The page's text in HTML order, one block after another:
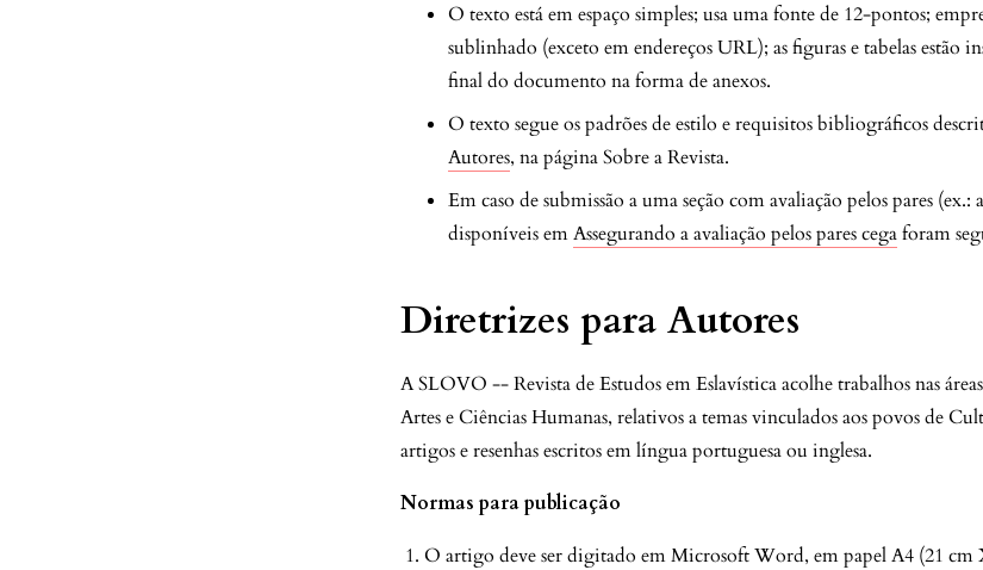
O texto está em espaço simples; usa uma fonte de 12-pontos;
sublinhado (exceto em endereços URL); as figuras e tabelas estão
final do documento na forma de anexos.
O texto segue os padrões de estilo e requisitos bibliográficos
Autores, na página Sobre a Revista.
Em caso de submissão a uma seção com avaliação pelos pares (ex.:
disponíveis emAssegurando a avaliação pelos pares cegaforam
Diretrizes para Autores
A SLOVO -- Revista de Estudos em Eslavística acolhe trabalhos nas
Artes e Ciências Humanas, relativos a temas vinculados aos povos de
artigos e resenhas escritos em língua portuguesa ou inglesa.
Normas para publicação
1. O artigo deve ser digitado em Microsoft Word, em papel A4 (21 cm